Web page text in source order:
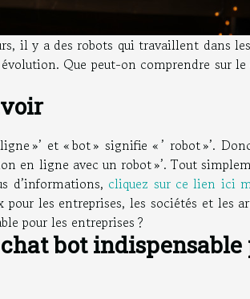
il y a des robots qui travaillent dans
Que peut-on comprendre sur
»’ et « bot » signifie « ’ robot »’.
en ligne avec un robot »’. Tout
d’informations, cliquez sur ce lien ici
les entreprises, les sociétés et les
pour les entreprises ?
bot indispensable